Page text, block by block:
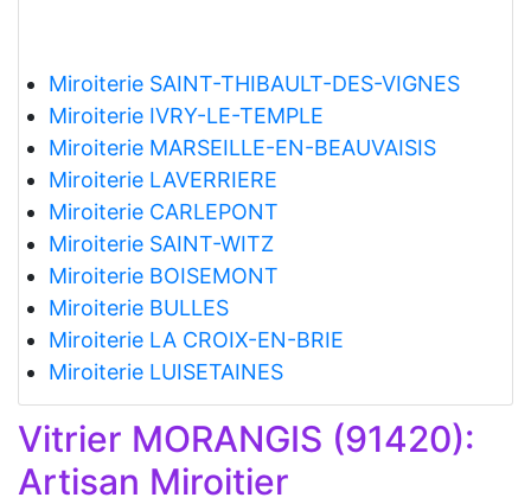
Miroiterie SAINT-THIBAULT-DES-VIGNES
Miroiterie IVRY-LE-TEMPLE
Miroiterie MARSEILLE-EN-BEAUVAISIS
Miroiterie LAVERRIERE
Miroiterie CARLEPONT
Miroiterie SAINT-WITZ
Miroiterie BOISEMONT
Miroiterie BULLES
Miroiterie LA CROIX-EN-BRIE
Miroiterie LUISETAINES
Vitrier MORANGIS (91420):
Artisan Miroitier